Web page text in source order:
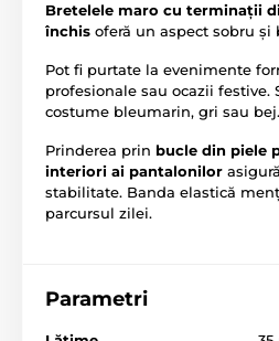
Bretelele maro cu terminații
închis oferă un aspect sobru și
Pot fi purtate la evenimente
profesionale sau ocazii festive.
costume bleumarin, gri sau bej.
Prinderea prin bucle din piele
interiori ai pantalonilor
stabilitate. Banda elastică
parcursul zilei.
Parametri